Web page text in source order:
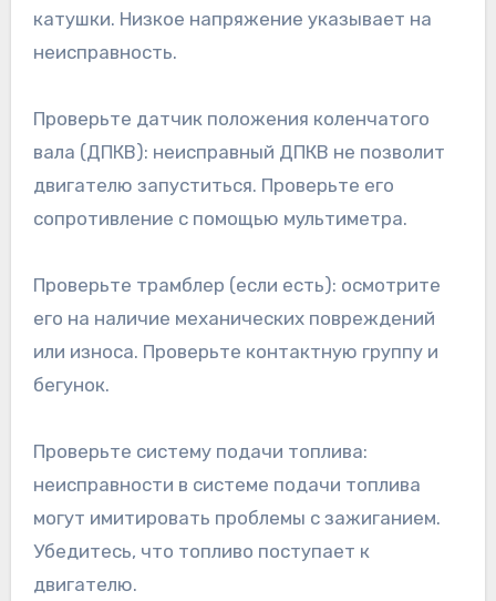
катушки. Низкое напряжение указывает на
неисправность.
Проверьте датчик положения коленчатого
вала (ДПКВ): неисправный ДПКВ не позволит
двигателю запуститься. Проверьте его
сопротивление с помощью мультиметра.
Проверьте трамблер (если есть): осмотрите
его на наличие механических повреждений
или износа. Проверьте контактную группу и
бегунок.
Проверьте систему подачи топлива:
неисправности в системе подачи топлива
могут имитировать проблемы с зажиганием.
Убедитесь, что топливо поступает к
двигателю.